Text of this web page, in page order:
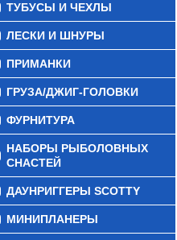
ТУБУСЫ И ЧЕХЛЫ
ЛЕСКИ И ШНУРЫ
ПРИМАНКИ
ГРУЗА/ДЖИГ-ГОЛОВКИ
ФУРНИТУРА
НАБОРЫ РЫБОЛОВНЫХ
СНАСТЕЙ
ДАУНРИГГЕРЫ SCOTTY
МИНИПЛАНЕРЫ